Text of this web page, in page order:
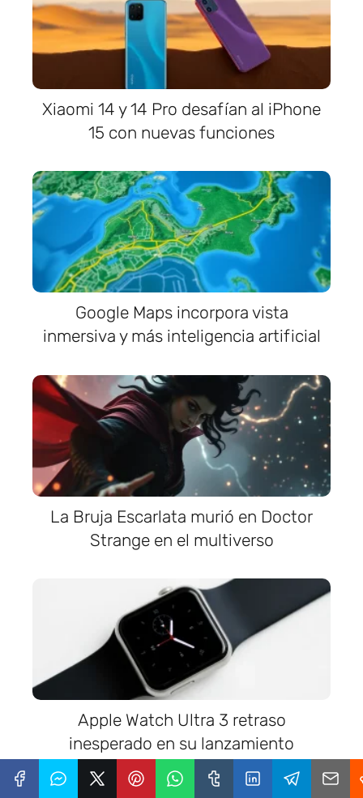
Xiaomi 14 y 14 Pro desafían al iPhone
15 con nuevas funciones
Google Maps incorpora vista
inmersiva y más inteligencia artificial
La Bruja Escarlata murió en Doctor
Strange en el multiverso
Apple Watch Ultra 3 retraso
inesperado en su lanzamiento